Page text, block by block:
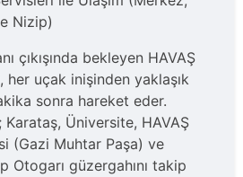
Nizip)
çıkışında bekleyen HAVAŞ
her uçak inişinden yaklaşık
sonra hareket eder.
Karataş, Üniversite, HAVAŞ
(Gazi Muhtar Paşa) ve
Otogarı güzergahını takip